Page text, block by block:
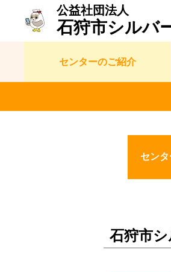
公益社団法人
石狩市シルバ
センターのご紹介
セン
石狩市